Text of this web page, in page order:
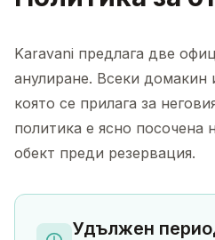
Karavani предлага две
анулиране. Всеки домакин
която се прилага за
политика е ясно посочена
обект преди резервация.
Удължен